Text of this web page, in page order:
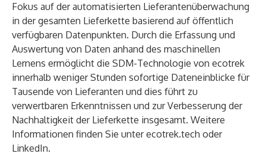
Fokus auf der automatisierten Lieferantenüberwachung
in der gesamten Lieferkette basierend auf öffentlich
verfügbaren Datenpunkten. Durch die Erfassung und
Auswertung von Daten anhand des maschinellen
Lernens ermöglicht die SDM-Technologie von ecotrek
innerhalb weniger Stunden sofortige Dateneinblicke für
Tausende von Lieferanten und dies führt zu
verwertbaren Erkenntnissen und zur Verbesserung der
Nachhaltigkeit der Lieferkette insgesamt. Weitere
Informationen finden Sie unterecotrek.tech oder
LinkedIn.